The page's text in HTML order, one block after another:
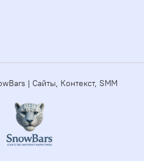
| Сайты, Контекст, SMM